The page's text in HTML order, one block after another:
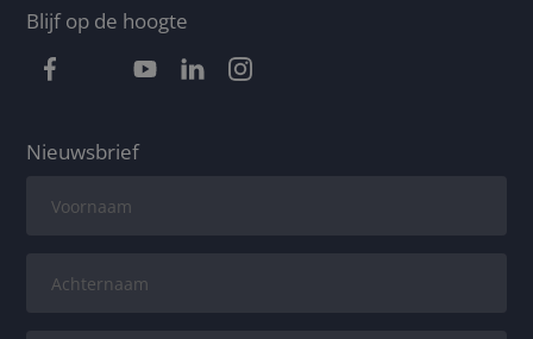
Blijf op de hoogte
Nieuwsbrief